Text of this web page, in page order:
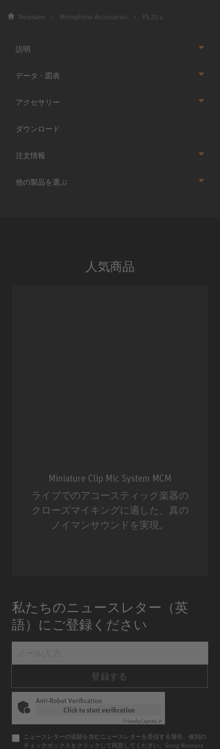
Neumann Microphone Accessories PS 20 a
説明
データ・図表
アクセサリー
ダウンロード
注文情報
他の製品を選ぶ
人気商品
Miniature Clip Mic System MCM
ライブでのアコースティック楽器の
クローズマイキングに適した、真の
ノイマンサウンドを実現。
私たちのニュースレター（英
語）にご登録ください
登録する
Anti-Robot Verification
Click to start verification
FriendlyCaptcha ⇗
ニュースレターの追跡を含むニュースレターを受信する場合、個別の
チェックボックスをクリックして同意してください。Georg Neumann